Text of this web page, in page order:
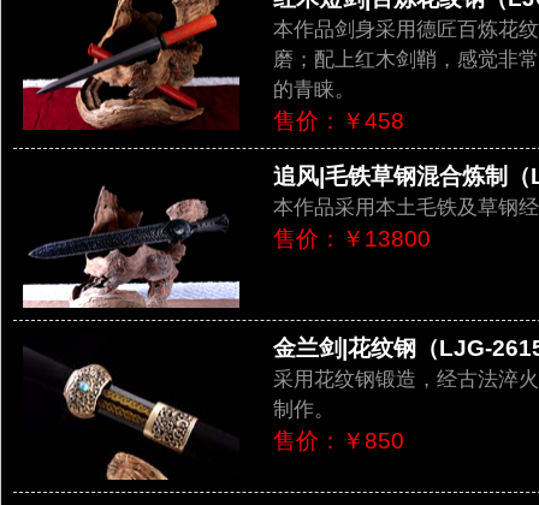
本作品剑身采用德匠百炼花
磨；配上红木剑鞘，感觉非
的青睐。
售价：￥458
追风|毛铁草钢混合炼制
本作品采用本土毛铁及草钢
售价：￥13800
金兰剑|花纹钢（LJG-
采用花纹钢锻造，经古法淬
制作。
售价：￥850